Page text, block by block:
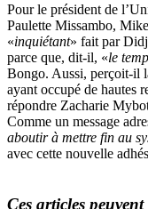
Pour le président de
Paulette Missambo,
«inquiétant» fait par
parce que, dit-il, «le
Bongo. Aussi, perçoit-il
ayant occupé de hautes
répondre Zacharie
Comme un message
aboutir à mettre fin au
avec cette nouvelle
Ces articles